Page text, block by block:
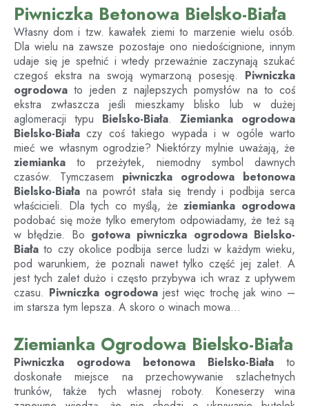
Piwniczka Betonowa Bielsko-Biała
Własny dom i tzw. kawałek ziemi to marzenie wielu osób.
Dla wielu na zawsze pozostaje ono niedoścignione, innym
udaje się je spełnić i wtedy przeważnie zaczynają szukać
czegoś ekstra na swoją wymarzoną posesję. Piwniczka
ogrodowa to jeden z najlepszych pomysłów na to coś
ekstra zwłaszcza jeśli mieszkamy blisko lub w dużej
aglomeracji typu Bielsko-Biała. Ziemianka ogrodowa
Bielsko-Białaczy coś takiego wypada i w ogóle warto
mieć we własnym ogrodzie? Niektórzy mylnie uważają, że
ziemianka to przeżytek, niemodny symbol dawnych
czasów. Tymczasem piwniczka ogrodowa betonowa
Bielsko-Biała na powrót stała się trendy i podbija serca
właścicieli. Dla tych co myślą, żeziemianka ogrodowa
podobać się może tylko emerytom odpowiadamy, że też są
w błędzie. Bo gotowa piwniczka ogrodowa Bielsko-
Białato czy okolice podbija serce ludzi w każdym wieku,
pod warunkiem, że poznali nawet tylko część jej zalet. A
jest tych zalet dużo i często przybywa ich wraz z upływem
czasu. Piwniczka ogrodowa jest więc trochę jak wino –
im starsza tym lepsza. A skoro o winach mowa…
Ziemianka Ogrodowa Bielsko-Biała
Piwniczka ogrodowa betonowa Bielsko-Biała to
doskonałe miejsce na przechowywanie szlachetnych
trunków, także tych własnej roboty. Koneserzy wina